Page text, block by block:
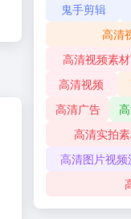
鬼手剪辑
高清
高清视频素
高清视频
高清广告
高清实拍
高清图片视频